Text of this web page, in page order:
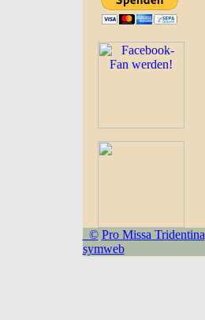
© Pro Missa Tridentina
symweb